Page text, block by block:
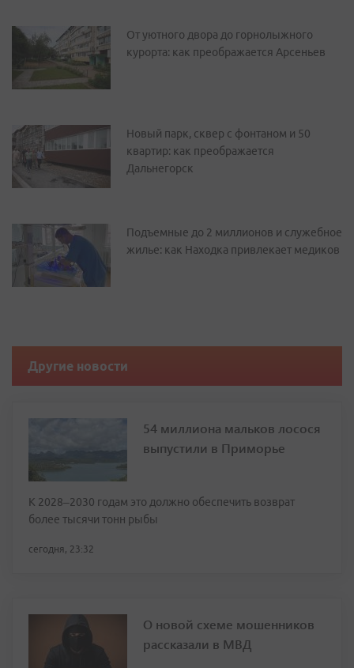
От уютного двора до горнолыжного
курорта: как преображается Арсеньев
Новый парк, сквер с фонтаном и 50
квартир: как преображается
Дальнегорск
Подъемные до 2 миллионов и служебное
жилье: как Находка привлекает медиков
Другие новости
54 миллиона мальков лосося
выпустили в Приморье
К 2028–2030 годам это должно обеспечить возврат
более тысячи тонн рыбы
сегодня, 23:32
О новой схеме мошенников
рассказали в МВД